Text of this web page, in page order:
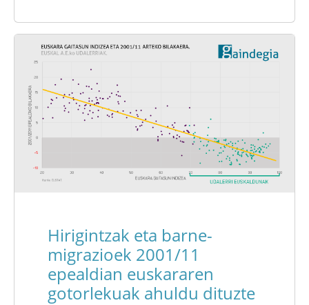
Hirigintzak eta barne-
migrazioek 2001/11
epealdian euskararen
gotorlekuak ahuldu dituzte